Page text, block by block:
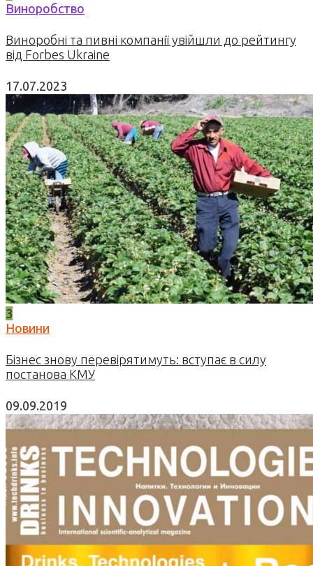
Виноробство
Виноробні та пивні компанії увійшли до рейтингу
від Forbes Ukraine
17.07.2023
3
Новини
Бізнес знову перевірятимуть: вступає в силу
постанова КМУ
09.09.2019